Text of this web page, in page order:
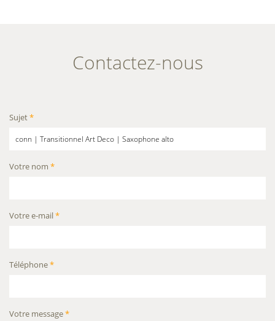
Contactez-nous
Sujet*
Votre nom *
Votre e-mail*
Téléphone*
Votre message*